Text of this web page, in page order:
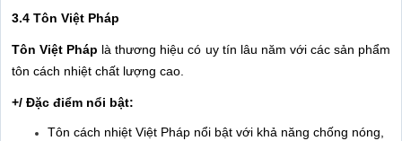
3.4 Tôn Việt Pháp
Tôn Việt Pháp là thương hiệu có uy tín lâu năm với các sản phẩm
tôn cách nhiệt chất lượng cao.
+/ Đặc điểm nổi bật:
Tôn cách nhiệt Việt Pháp nổi bật với khả năng chống nóng,